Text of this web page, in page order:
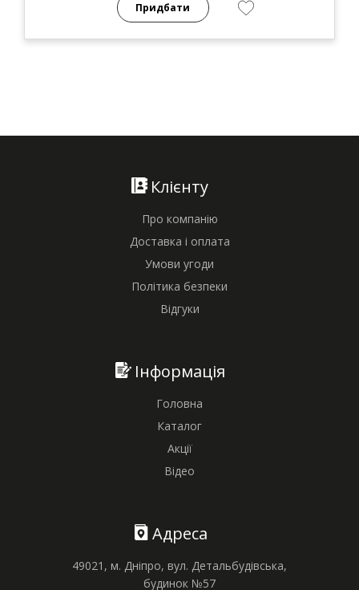
Придбати
Клієнту
Про компанію
Доставка і оплата
Умови угоди
Політика безпеки
Відгуки
Інформація
Головна
Каталог
Акції
Відео
Адреса
49021, м. Дніпро, вул. Детальбудівська,
будинок №57